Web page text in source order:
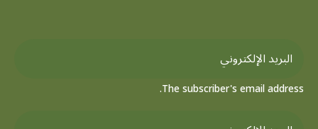
The subscriber's email address.